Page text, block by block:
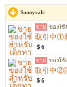
Sunnyvale
ขาย ของใช้
取引中①
＄6
ขาย ของใช้
取引中②
＄6